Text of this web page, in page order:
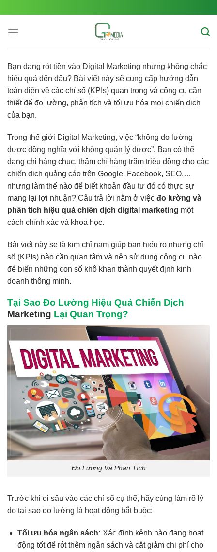
content
Bạn đang rót tiền vào Digital Marketing nhưng không chắc
hiệu quả đến đâu? Bài viết này sẽ cung cấp hướng dẫn
toàn diện về các chỉ số (KPIs) quan trọng và công cụ cần
thiết để đo lường, phân tích và tối ưu hóa mọi chiến dịch
của bạn.
Trong thế giới Digital Marketing, việc “không đo lường
được đồng nghĩa với không quản lý được”. Bạn có thể
đang chi hàng chục, thậm chí hàng trăm triệu đồng cho các
chiến dịch quảng cáo trên Google, Facebook, SEO,…
nhưng làm thế nào để biết khoản đầu tư đó có thực sự
mang lại lợi nhuận? Câu trả lời nằm ở việc đo lường và
phân tích hiệu quả chiến dịch digital marketing một
cách chính xác và khoa học.
Bài viết này sẽ là kim chỉ nam giúp bạn hiểu rõ những chỉ
số (KPIs) nào cần quan tâm và nên sử dụng công cụ nào
để biến những con số khô khan thành quyết định kinh
doanh thông minh.
Tại Sao Đo Lường Hiệu Quả Chiến Dịch
Marketing Lại Quan Trọng?
Đo Lường Và Phân Tích
Trước khi đi sâu vào các chỉ số cụ thể, hãy cùng làm rõ lý
do tại sao đo lường là hoạt động bắt buộc:
Tối ưu hóa ngân sách: Xác định kênh nào đang hoạt
động tốt để rót thêm ngân sách và cắt giảm chi phí cho